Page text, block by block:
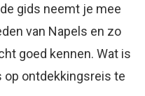
gids neemt je mee
van Napels en zo
goed kennen. Wat is
op ontdekkingsreis te